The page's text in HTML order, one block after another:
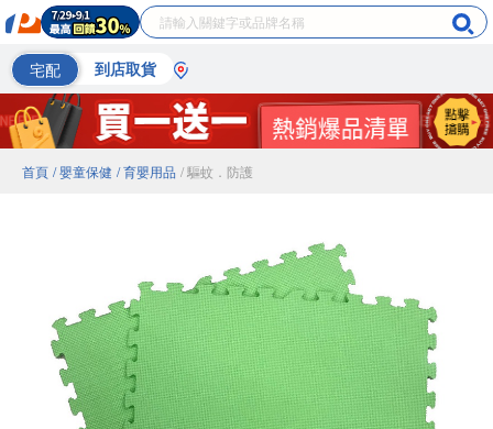
宅配 到店取貨
首頁 / 嬰童保健 / 育嬰用品 / 驅蚊．防護